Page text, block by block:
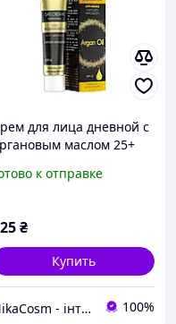
для лица дневной с
маслом 25+
мл
к отправке
₴
Купить
NikaСosm - інтернет магазин косметики 100%